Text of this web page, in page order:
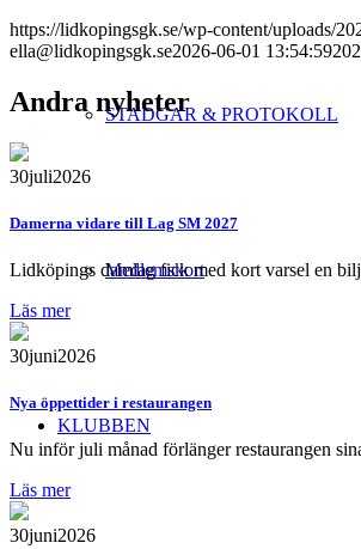
STADGAR & PROTOKOLL
Medlemskort
KLUBBEN
https://lidkopingsgk.se/wp-content/uploads/
ella@lidkopingsgk.se2026-06-01 13:54:59
Andra nyheter
30juli2026
Damerna vidare till Lag SM 2027
Lidköpings damlag fick med kort varsel en
Läs mer
30juni2026
Nya öppettider i restaurangen
Nu inför juli månad förlänger restaurangen
Läs mer
30juni2026